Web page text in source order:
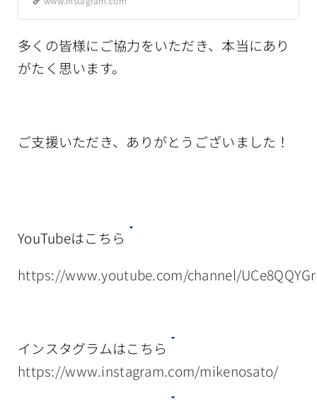
で10万円以上するそうです。 3時
た。 午後の診療時間を5時からと
だいぶ遅らせて開始したとのこ
と。…”
多くの皆様にご協力をいただき、本当にあり
がたく思います。
ご支援いただき、ありがとうございました！
YouTubeはこちら
https://www.youtube.com/channel/
インスタグラムはこちら
https://www.instagram.com/mikenosato/